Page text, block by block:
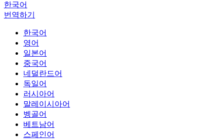
한국어
번역하기
한국어
영어
일본어
중국어
네덜란드어
독일어
러시아어
말레이시아어
벵골어
베트남어
스페인어